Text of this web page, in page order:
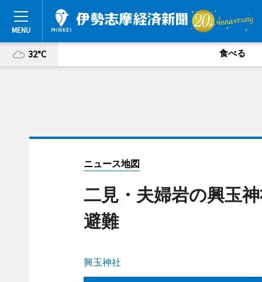
32°C 食べる
ニュース地図
二見・夫婦岩の興玉
避難
興玉神社